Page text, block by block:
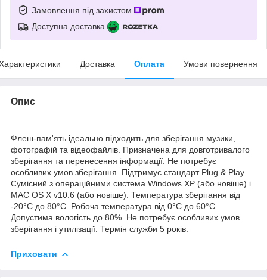
Замовлення під захистом
Доступна доставка
Доставка Оплата Умови повернення
Опис
Флеш-пам'ять ідеально підходить для зберігання музики,
фотографій та відеофайлів. Призначена для довготривалого
зберігання та перенесення інформації. Не потребує
особливих умов зберігання. Підтримує стандарт Plug & Play.
Сумісний з операційними система Windows XP (або новіше) і
MAC OS X v10.6 (або новіше). Температура зберігання від
-20°C до 80°C. Робоча температура від 0°C до 60°C.
Допустима вологість до 80%. Не потребує особливих умов
зберігання і утилізації. Термін служби 5 років.
Приховати